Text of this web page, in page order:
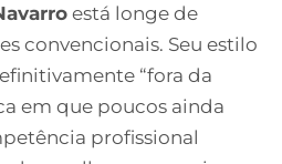
está longe de
convencionais. Seu estilo
“fora da
em que poucos ainda
profissional